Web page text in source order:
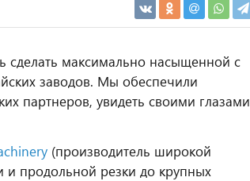
сделать максимально насыщенной с
заводов. Мы обеспечили
партнеров, увидеть своими глазами
(производитель широкой
и продольной резки до крупных